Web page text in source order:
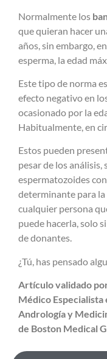
Normalmente los
que quieran hacer
años, sin embargo,
esperma, la edad
Este tipo de norma
efecto negativo en
ocasionado por la
Habitualmente, en
Estos pueden
pesar de los
espermatozoides
determinante para la
cualquier persona
puede hacerla, solo
de donantes.
¿Tú, has pensado
Artículo validado
Médico Especialista
Andrología y
de Boston Medical